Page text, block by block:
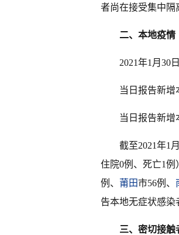
者尚在接受集中隔
二、本地疫情
2021年1月30
当日报告新增
当日报告新增
截至2021年1
住院0例、死亡1例
例、 莆田市56例、
告本地无症状感染
三、密切接触